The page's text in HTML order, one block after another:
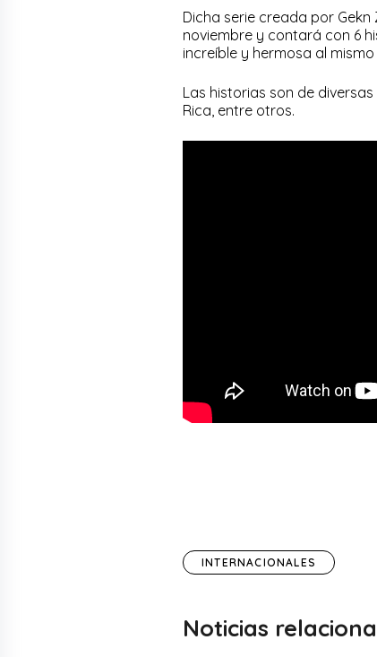
Dicha serie creada por
noviembre y contará con 6
increíble y hermosa al
Las historias son de
Rica, entre otros.
INTERNACIONALES
Noticias